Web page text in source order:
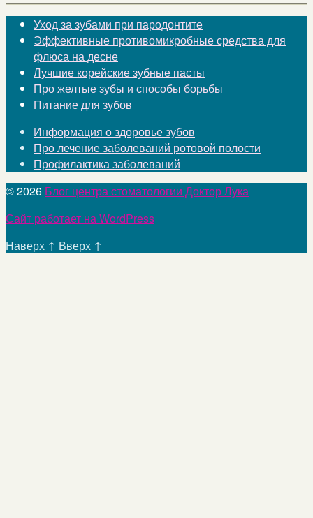
Уход за зубами при пародонтите
Эффективные противомикробные средства для
флюса на десне
Лучшие корейские зубные пасты
Про желтые зубы и способы борьбы
Питание для зубов
Информация о здоровье зубов
Про лечение заболеваний ротовой полости
Профилактика заболеваний
© 2026 Блог центра стоматологии Доктор Лука
Сайт работает на WordPress
Наверх ↑ Вверх ↑